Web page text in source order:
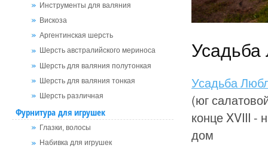
Инструменты для валяния
Вискоза
Аргентинская шерсть
Шерсть австралийского мериноса
Шерсть для валяния полутонкая
Шерсть для валяния тонкая
Шерсть различная
Фурнитура для игрушек
Глазки, волосы
Набивка для игрушек
Усадьба
(юг
конце XVIII -
дом